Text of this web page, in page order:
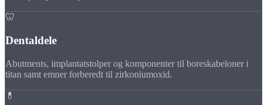
🦷
Dentaldele
Abutments, implantatstolper og komponenter til boreskabeloner i
titan samt emner forberedt til zirkoniumoxid.
💊